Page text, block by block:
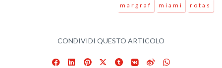
margraf
miami rotas
CONDIVIDI QUESTO ARTICOLO
FacebookLinkedInPinterest Tumblr VKontakte
Weibo